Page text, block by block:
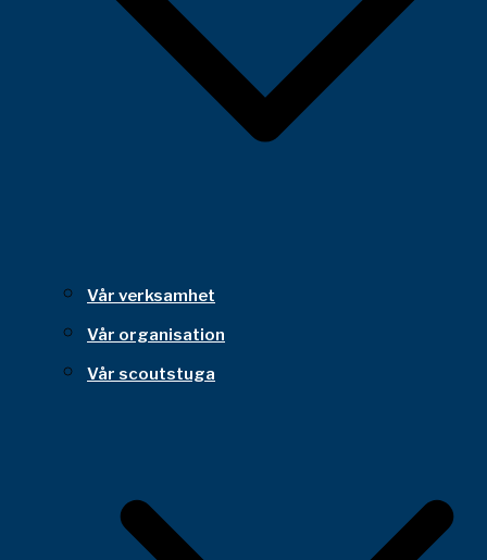
Vår verksamhet
Vår organisation
Vår scoutstuga